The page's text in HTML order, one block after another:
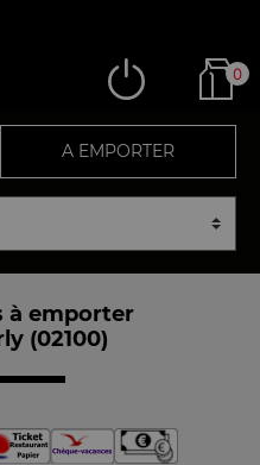
0
A EMPORTER
à emporter
(02100)